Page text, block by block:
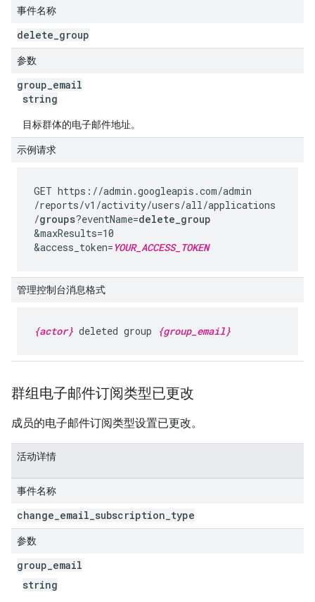
事件名称
delete group
参数
group email
string
目标群体的电子邮件地址。
示例请求
GET https://admin.googleapis.com/admin
/reports/v1 /activity/users/all/applications
/groups?eventName=delete_group
&maxResults=10
&access_token= YOUR_ACCESS_TOKEN
管理控制台消息格式
{actor} deleted group {group_email}
群组电子邮件订阅类型已更改
成员的电子邮件订阅类型设置已更改。
活动详情
事件名称
change email subscription type
参数
group email
string